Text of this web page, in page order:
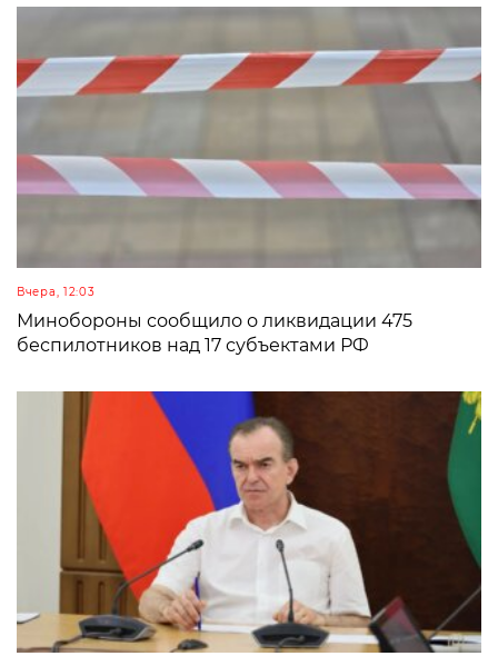
Вчера, 12:03
Минобороны сообщило о ликвидации 475
беспилотников над 17 субъектами РФ